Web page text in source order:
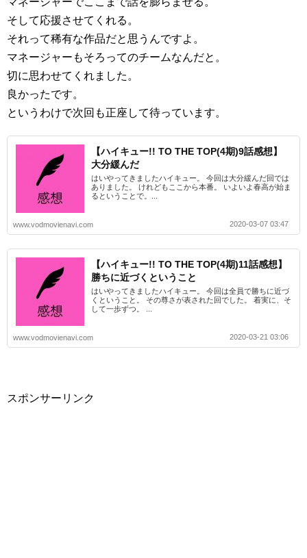
そして応援させてくれる。
それって稀有な作品だと思うんですよ。
マネージャーもそろってのチームなんだと。
切に思わせてくれました。
良かったです。
というわけで次回も正座して待っています。
【ハイキュー!! TO THE TOP(4期)9話感想】
大分緩んだ
はいやってきましたハイキュー。 今回は大分緩んだ回では
ありました。 けれどもここから本番。 いよいよ春高が始ま
るということで。...
www.vodmovienavi.com 2020-03-07 03:47
【ハイキュー!! TO THE TOP(4期)11話感想】
勝ちに近づくということ
はいやってきましたハイキュー。 今回は全員で勝ちに近づ
くということ。 その尊さが表された回でした。 着実に、そ
して一歩ずつ。 ...
www.vodmovienavi.com 2020-03-21 03:06
スポンサーリンク